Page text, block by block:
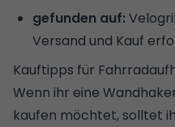
gefunden auf:
Versand und Kauf
Kauftipps für
Wenn ihr eine
kaufen möchtet, solltet